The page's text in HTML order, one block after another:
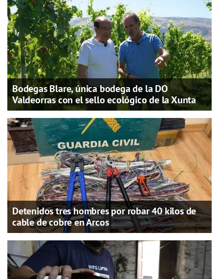
Bodegas Blare, única bodega de la DO
Valdeorras con el sello ecológico de la Xunta
Detenidos tres hombres por robar 40 kilos de
cable de cobre en Arcos